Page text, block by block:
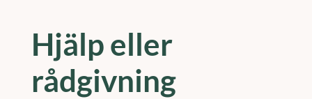
Hjälp eller
rådgivning